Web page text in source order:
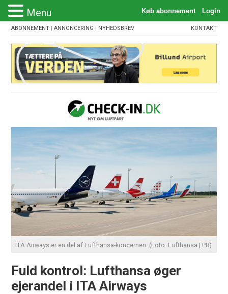
ABONNEMENT |ANNONCERING | NYHEDSBREV KONTAKT
ITA Airways er en del af Lufthansa-koncernen. (Foto: Lufthansa | PR)
Fuld kontrol: Lufthansa øger
ejerandel i ITA Airways
Menu